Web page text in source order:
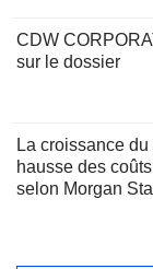
CDW
sur le dossier
La croissance
hausse des
selon Morgan